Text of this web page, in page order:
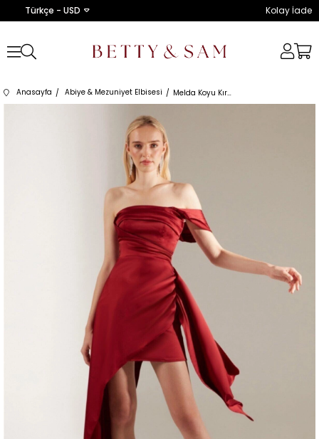
Türkçe - USD Kolay İade
Anasayfa Abiye & Mezuniyet Elbisesi Melda Koyu Kırmızı Saten Elbise